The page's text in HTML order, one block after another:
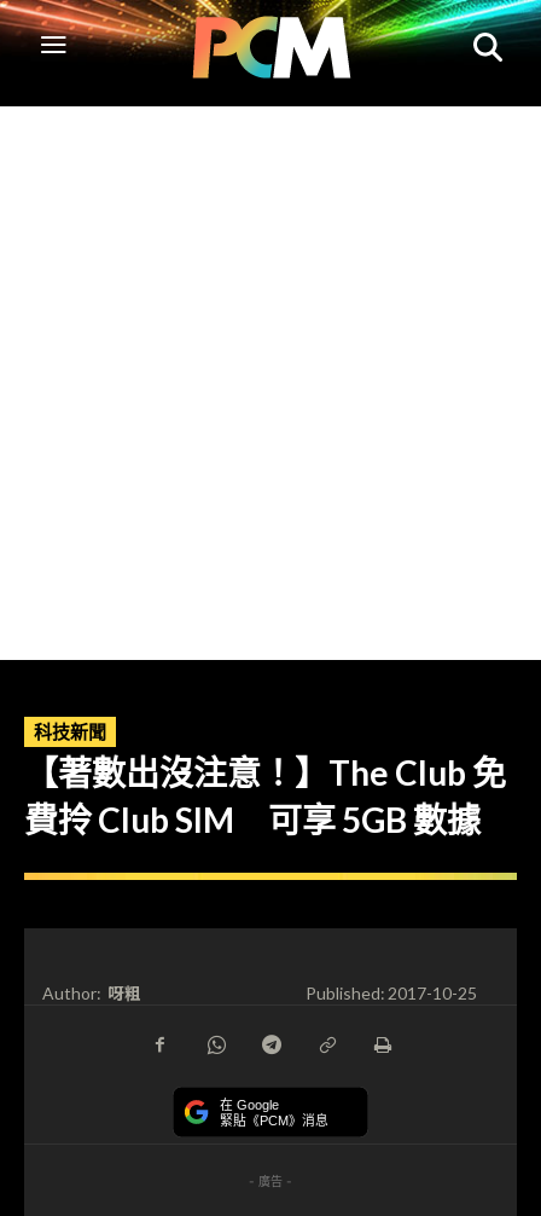
科技新聞
【著數出沒注意！】The Club 免
費拎 Club SIM 可享 5GB 數據
Author: 呀粗 Published:2017-10-25
在 Google
緊貼《PCM》消息
- 廣告 -